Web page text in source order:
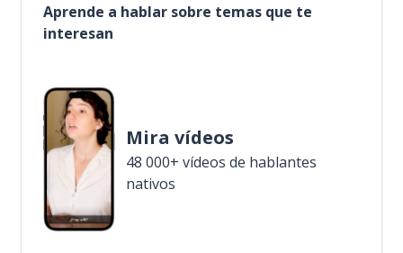
Aprende a hablar sobre temas que te
interesan
Mira vídeos
48 000+ vídeos de hablantes
nativos